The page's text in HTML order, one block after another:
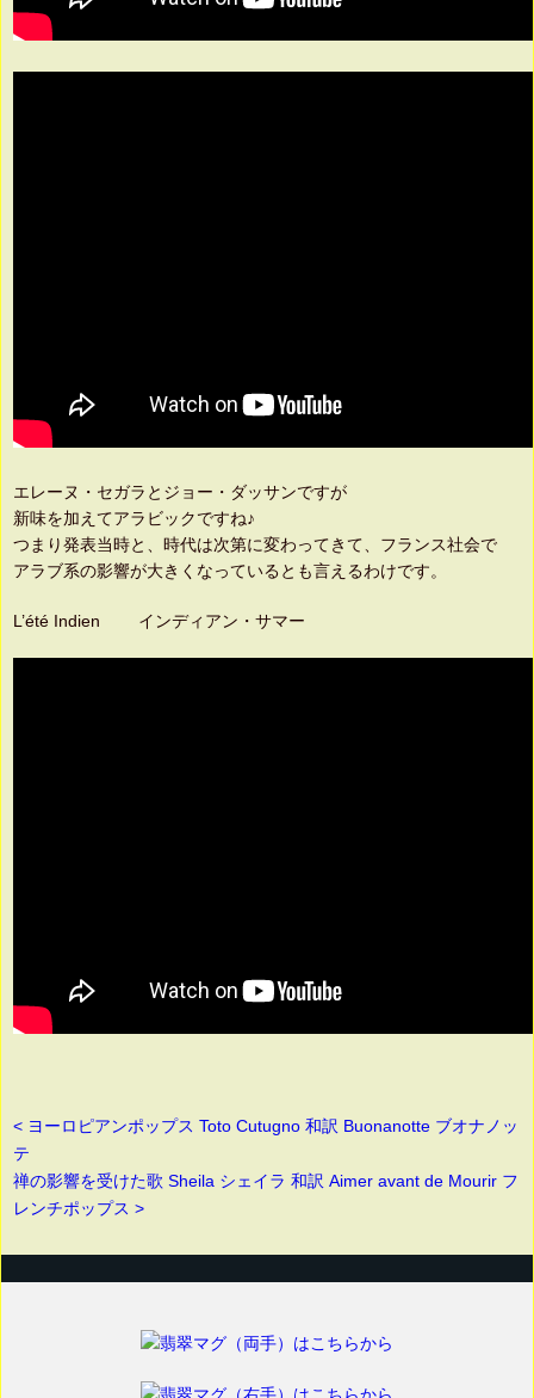
エレーヌ・セガラとジョー・ダッサンですが
新味を加えてアラビックですね♪
つまり発表当時と、時代は次第に変わってきて、フランス社会で
アラブ系の影響が大きくなっているとも言えるわけです。
L’été Indien インディアン・サマー
< ヨーロピアンポップス Toto Cutugno 和訳 Buonanotte ブオナノッ
テ
禅の影響を受けた歌 Sheila シェイラ 和訳 Aimer avant de Mourir フ
レンチポップス >